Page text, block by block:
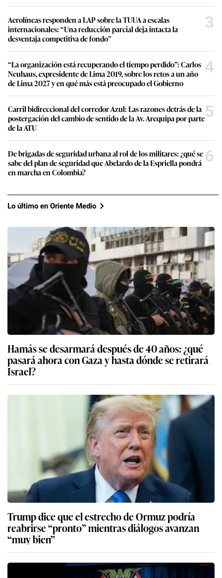
Aerolíneas responden a LAP sobre la TUUA a escalas
internacionales: “Una reducción parcial deja intacta la
desventaja competitiva de fondo”
3
“La organización está recuperando el tiempo perdido”: Carlos
Neuhaus, expresidente de Lima 2019, sobre los retos a un año
de Lima 2027 y en qué más está preocupado el Gobierno
4
Carril bidireccional del corredor Azul: Las razones detrás de la
postergación del cambio de sentido de la Av. Arequipa por parte
de la ATU
5
De brigadas de seguridad urbana al rol de los militares: ¿qué se
sabe del plan de seguridad que Abelardo de la Espriella pondrá
en marcha en Colombia?
6
Lo último en Oriente Medio
Hamás se desarmará después de 40 años: ¿qué
pasará ahora con Gaza y hasta dónde se retirará
Israel?
Trump dice que el estrecho de Ormuz podría
reabrirse “pronto” mientras diálogos avanzan
“muy bien”